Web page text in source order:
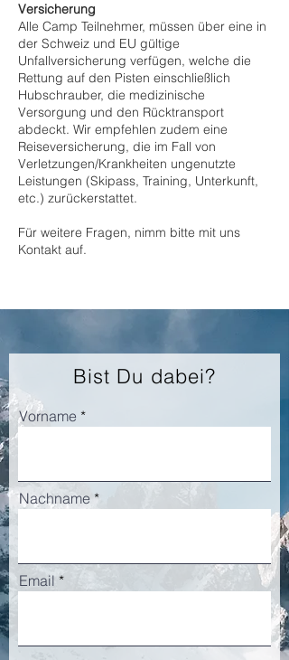
Versicherung
Alle Camp Teilnehmer, müssen über eine in
der Schweiz und EU gültige
Unfallversicherung verfügen, welche die
Rettung auf den Pisten einschließlich
Hubschrauber, die medizinische
Versorgung und den Rücktransport
abdeckt. Wir empfehlen zudem eine
Reiseversicherung, die im Fall von
Verletzungen/Krankheiten ungenutzte
Leistungen (Skipass, Training, Unterkunft,
etc.) zurückerstattet.
Für weitere Fragen, nimm bitte mit uns
Kontakt auf.
Bist Du dabei?
Vorname
Nachname
Email